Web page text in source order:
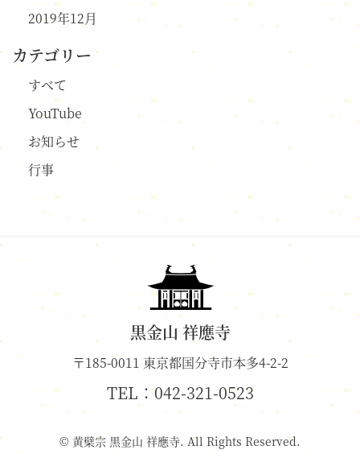
2019年12月
カテゴリー
すべて
YouTube
お知らせ
行事
黒金山 祥應寺
〒185-0011 東京都国分寺市本多4-2-2
TEL：042-321-0523
© 黄檗宗 黒金山 祥應寺. All Rights Reserved.